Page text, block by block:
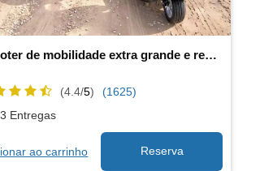
Scooter de mobilidade extra grande e resistente
(4.4/5)
(1625)
Entregas
ao carrinho